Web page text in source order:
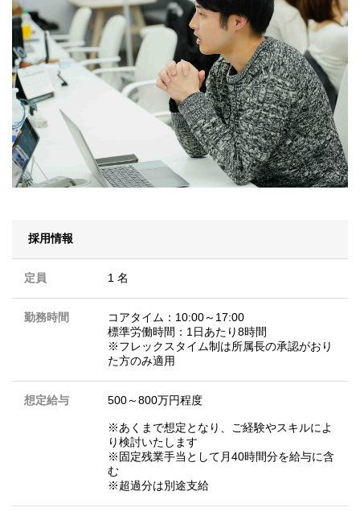
採用情報
定員 1 名
勤務時間
コアタイム：10:00～17:00
標準労働時間：1日あたり8時間
※フレックスタイム制は所属長の承認がおり
た方のみ適用
想定給与 500～800万円程度
※あくまで想定となり、ご経験やスキルによ
り検討いたします
※固定残業手当として月40時間分を給与に含
む
※超過分は別途支給